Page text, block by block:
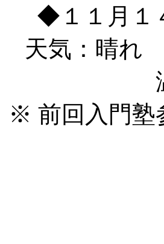
◆１１月１
天気：晴
※ 前回入門塾